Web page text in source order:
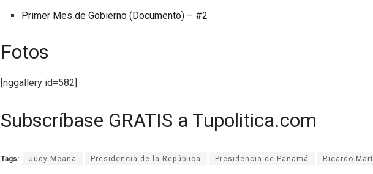
Primer Mes de Gobierno (Documento) – #2
Fotos
[nggallery id=582]
Subscríbase GRATIS a Tupolitica.com
Tags: Judy Meana Presidencia de la República Presidencia de Panamá Ricardo